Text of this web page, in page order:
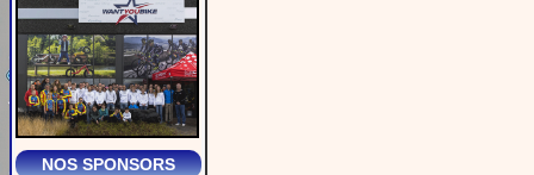
NOS SPONSORS